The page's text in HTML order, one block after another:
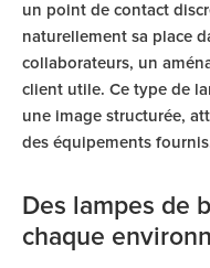
un point de contact
naturellement sa place
collaborateurs, un
client utile. Ce type de
une image structurée,
des équipements
Des lampes de
chaque